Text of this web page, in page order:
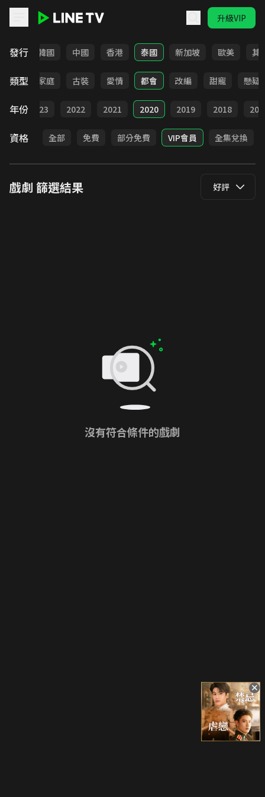
升級VIP
發行
日本 韓國 中國 香港 泰國 新加坡 歐美 其
類型
校園 家庭 古裝 愛情 都會 改編 甜寵 懸疑
年份 2023 2022 2021 2020 2019 2018
資格 全部 免費 部分免費 VIP會員 全集兌換
戲劇 篩選結果 好評
沒有符合條件的戲劇